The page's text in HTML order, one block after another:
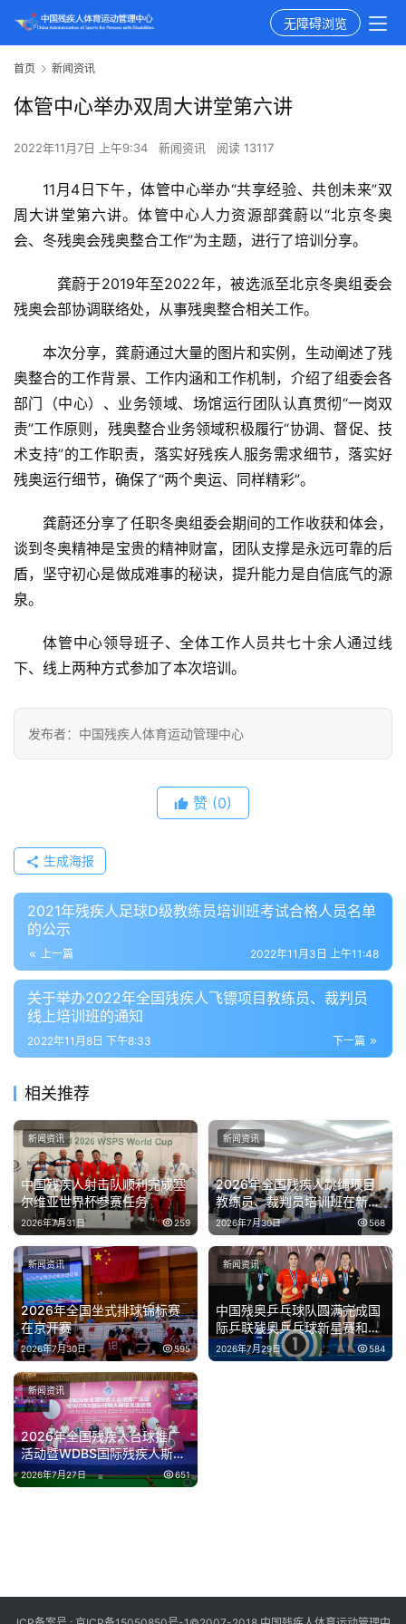
无障碍浏览
首页 新闻资讯
体管中心举办双周大讲堂第六讲
2022年11月7日 上午9:34 新闻资讯 阅读 13117
11月4日下午，体管中心举办“共享经验、共创未来”双
周大讲堂第六讲。体管中心人力资源部龚蔚以“北京冬奥
会、冬残奥会残奥整合工作”为主题，进行了培训分享。
龚蔚于2019年至2022年，被选派至北京冬奥组委会
残奥会部协调联络处，从事残奥整合相关工作。
本次分享，龚蔚通过大量的图片和实例，生动阐述了残
奥整合的工作背景、工作内涵和工作机制，介绍了组委会各
部门（中心）、业务领域、场馆运行团队认真贯彻“一岗双
责”工作原则，残奥整合业务领域积极履行“协调、督促、技
术支持”的工作职责，落实好残疾人服务需求细节，落实好
残奥运行细节，确保了“两个奥运、同样精彩”。
龚蔚还分享了任职冬奥组委会期间的工作收获和体会，
谈到冬奥精神是宝贵的精神财富，团队支撑是永远可靠的后
盾，坚守初心是做成难事的秘诀，提升能力是自信底气的源
泉。
体管中心领导班子、全体工作人员共七十余人通过线
下、线上两种方式参加了本次培训。
发布者：中国残疾人体育运动管理中心
赞 (0)
生成海报
2021年残疾人足球D级教练员培训班考试合格人员名单
的公示
上一篇 2022年11月3日 上午11:48
关于举办2022年全国残疾人飞镖项目教练员、裁判员
线上培训班的通知
下一篇
2022年11月8日 下午8:33
相关推荐
中国残疾人射击队顺利完成塞
尔维亚世界杯参赛任务
2026年7月31日 259
新闻资讯
2026年全国残疾人跳绳项目
教练员、裁判员培训班在新疆
伊犁开班
2026年7月30日 568
新闻资讯
2026年全国坐式排球锦标赛
在京开赛
2026年7月30日 595
新闻资讯
中国残奥乒乓球队圆满完成国
际乒联残奥乒乓球新星赛和精
英赛泰国站参赛任务
2026年7月29日 584
新闻资讯
2026年全国残疾人台球推广
活动暨WDBS国际残疾人斯诺
克邀请赛在上海举办
2026年7月27日 651
新闻资讯